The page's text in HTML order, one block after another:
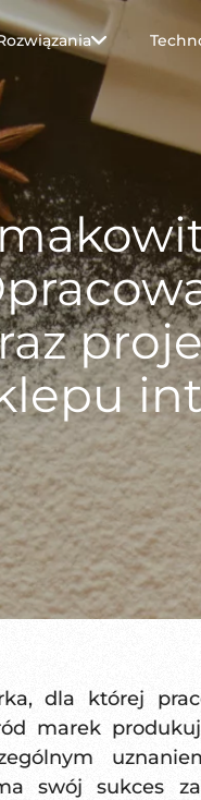
dla której
marek
swój sukces